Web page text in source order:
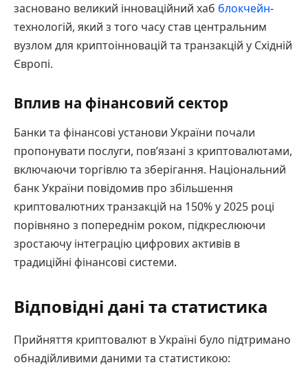
засновано великий інноваційний хаб блокчейн-
технологій, який з того часу став центральним
вузлом для криптоінновацій та транзакцій у Східній
Європі.
Вплив на фінансовий сектор
Банки та фінансові установи України почали
пропонувати послуги, пов’язані з криптовалютами,
включаючи торгівлю та зберігання. Національний
банк України повідомив про збільшення
криптовалютних транзакцій на 150% у 2025 році
порівняно з попереднім роком, підкреслюючи
зростаючу інтеграцію цифрових активів в
традиційні фінансові системи.
Відповідні дані та статистика
Прийняття криптовалют в Україні було підтримано
обнадійливими даними та статистикою: